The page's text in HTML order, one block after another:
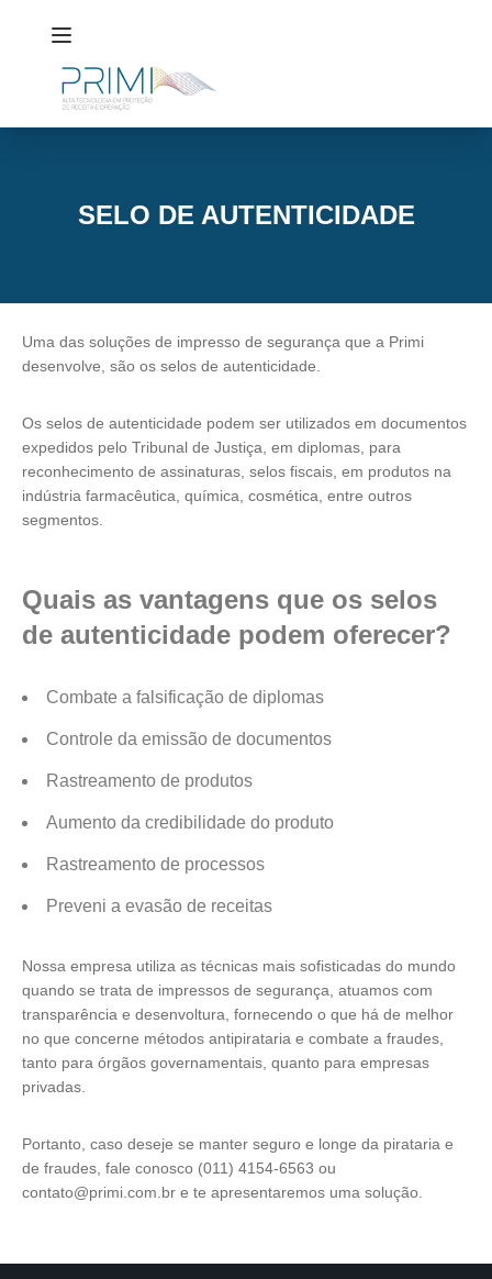
SELO DE AUTENTICIDADE
Uma das soluções de impresso de segurança que a Primi
desenvolve, são os selos de autenticidade.
Os selos de autenticidade podem ser utilizados em documentos
expedidos pelo Tribunal de Justiça, em diplomas, para
reconhecimento de assinaturas, selos fiscais, em produtos na
indústria farmacêutica, química, cosmética, entre outros
segmentos.
Quais as vantagens que os selos
de autenticidade podem oferecer?
Combate a falsificação de diplomas
Controle da emissão de documentos
Rastreamento de produtos
Aumento da credibilidade do produto
Rastreamento de processos
Preveni a evasão de receitas
Nossa empresa utiliza as técnicas mais sofisticadas do mundo
quando se trata de impressos de segurança, atuamos com
transparência e desenvoltura, fornecendo o que há de melhor
no que concerne métodos antipirataria e combate a fraudes,
tanto para órgãos governamentais, quanto para empresas
privadas.
Portanto, caso deseje se manter seguro e longe da pirataria e
de fraudes, fale conosco (011) 4154-6563 ou
contato@primi.com.br e te apresentaremos uma solução.